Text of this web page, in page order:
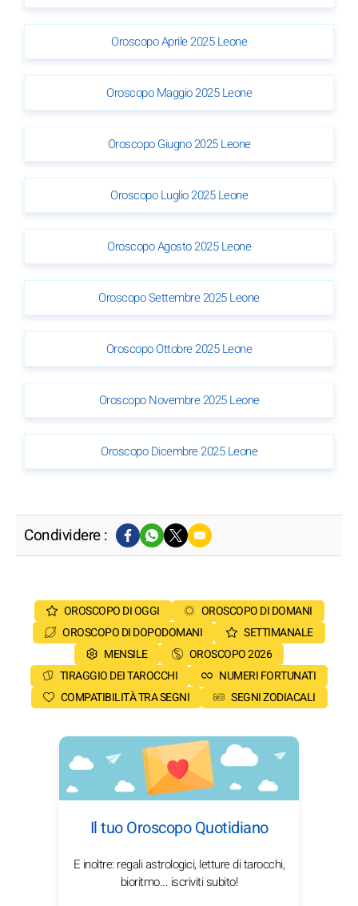
Oroscopo Aprile 2025 Leone
Oroscopo Maggio 2025 Leone
Oroscopo Giugno 2025 Leone
Oroscopo Luglio 2025 Leone
Oroscopo Agosto 2025 Leone
Oroscopo Settembre 2025 Leone
Oroscopo Ottobre 2025 Leone
Oroscopo Novembre 2025 Leone
Oroscopo Dicembre 2025 Leone
Condividere :
OROSCOPO DI OGGI
OROSCOPO DI DOMANI
OROSCOPO DI DOPODOMANI
SETTIMANALE
MENSILE
OROSCOPO 2026
TIRAGGIO DEI TAROCCHI
NUMERI FORTUNATI
COMPATIBILITÀ TRA SEGNI
SEGNI ZODIACALI
Il tuo Oroscopo Quotidiano
E inoltre: regali astrologici, letture di tarocchi,
bioritmo... iscriviti subito!